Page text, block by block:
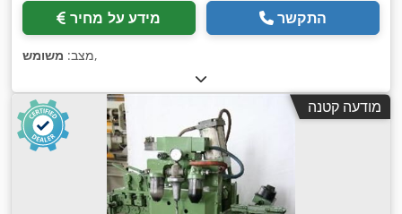
מידע על מחיר התקשר
מצב: משומש ,
מודעה קטנה